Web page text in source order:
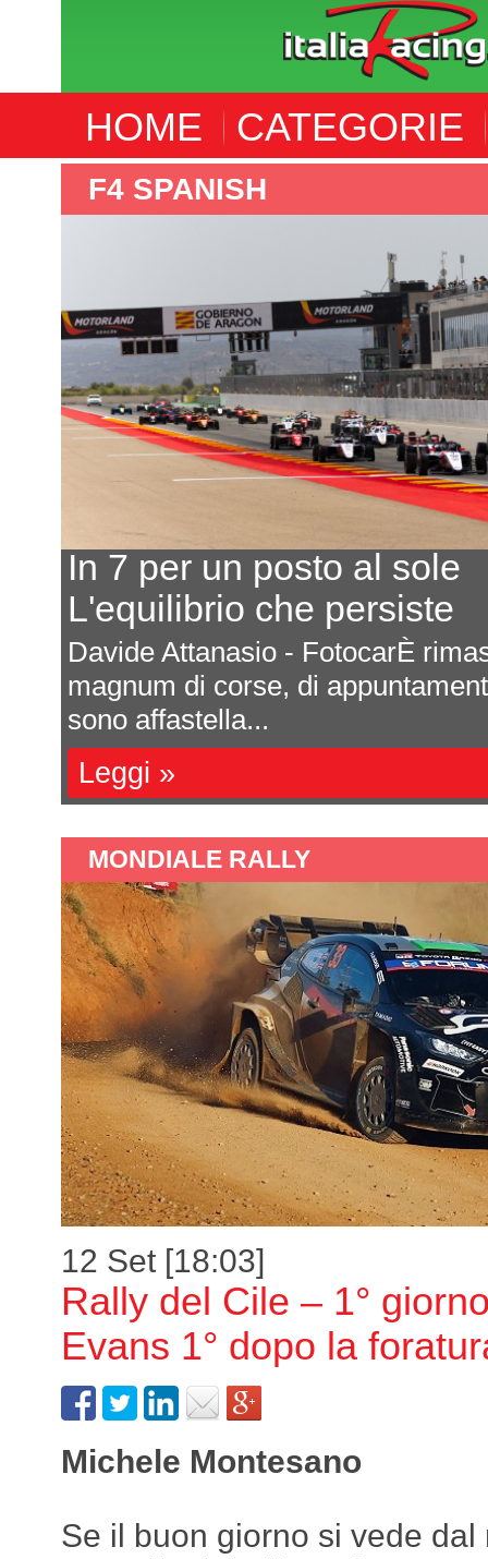
HOME CATEGORIE
F4 ITALIA
Ecco il calendario 2027
Ultima prova a Montmelò
Saranno sette appuntamenti tutti
Formula 4 italiana 2027. La ricca
una impor...
Leggi »
MONDIALE RALLY
12 Set [18:03]
Rally del Cile – 1°
Evans 1° dopo la
Michele Montesano
Se il buon giorno si vede dal